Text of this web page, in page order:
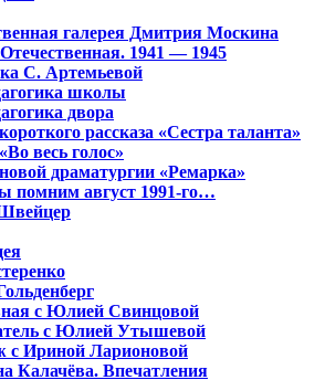
галерея Дмитрия Москина
1941 — 1945
С. Артемьевой
школы
двора
рассказа «Сестра таланта»
весь голос»
драматургии «Ремарка»
помним август 1991-го…
с Юлией Свинцовой
с Юлией Утышевой
с Ириной Ларионовой
Калачёва. Впечатления